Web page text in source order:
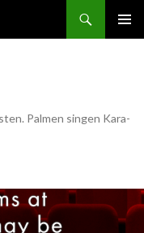
Palmen singen Kara-